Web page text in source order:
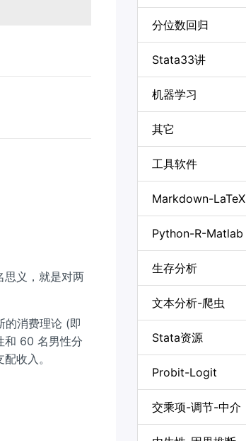
义，就是对两
的消费理论 (即
和 60 名男性分
收入。
Y_i + \varepsilon_{i}
分位数回归
Stata33讲
机器学习
其它
工具软件
Markdown-LaTeX
Python-R-Matlab
生存分析
文本分析-爬虫
Stata资源
Probit-Logit
交乘项-调节-中介